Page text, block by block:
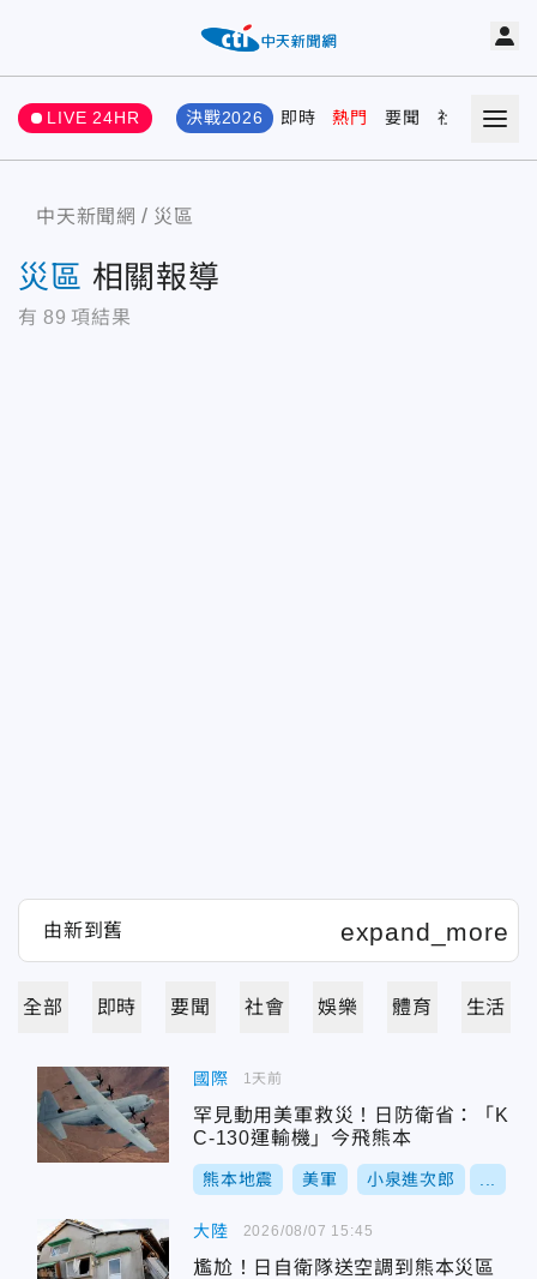
LIVE 24HR 決戰2026 即時 熱門 要聞 社會 娛樂
中天新聞網 災區
災區 相關報導
有 89 項結果
全部 即時 要聞 社會 娛樂 體育 生活
國際
罕見動用美軍救災！日防衛省：「K
C-130運輸機」今飛熊本
熊本地震 美軍 小泉進次郎
1天前
大陸
尷尬！日自衛隊送空調到熊本災區
2026/08/07 15:45